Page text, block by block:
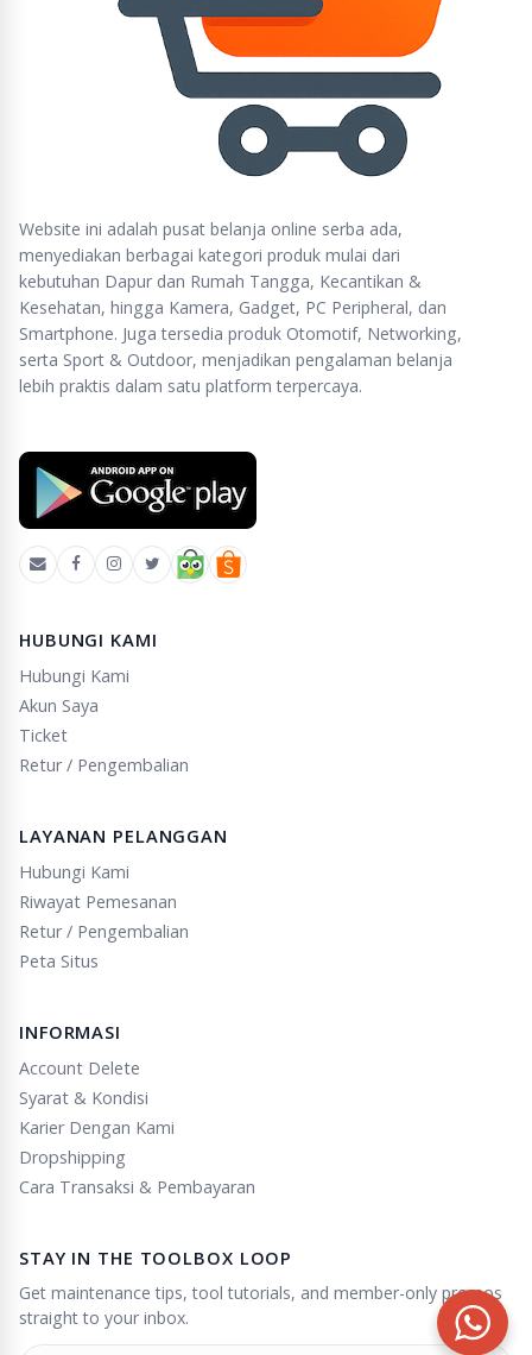
Website ini adalah pusat belanja online serba ada,
menyediakan berbagai kategori produk mulai dari
kebutuhan Dapur dan Rumah Tangga, Kecantikan &
Kesehatan, hingga Kamera, Gadget, PC Peripheral, dan
Smartphone. Juga tersedia produk Otomotif, Networking,
serta Sport & Outdoor, menjadikan pengalaman belanja
lebih praktis dalam satu platform terpercaya.
HUBUNGI KAMI
Hubungi Kami
Akun Saya
Ticket
Retur / Pengembalian
LAYANAN PELANGGAN
Hubungi Kami
Riwayat Pemesanan
Retur / Pengembalian
Peta Situs
INFORMASI
Account Delete
Syarat & Kondisi
Karier Dengan Kami
Dropshipping
Cara Transaksi & Pembayaran
STAY IN THE TOOLBOX LOOP
Get maintenance tips, tool tutorials, and member-only promos
straight to your inbox.